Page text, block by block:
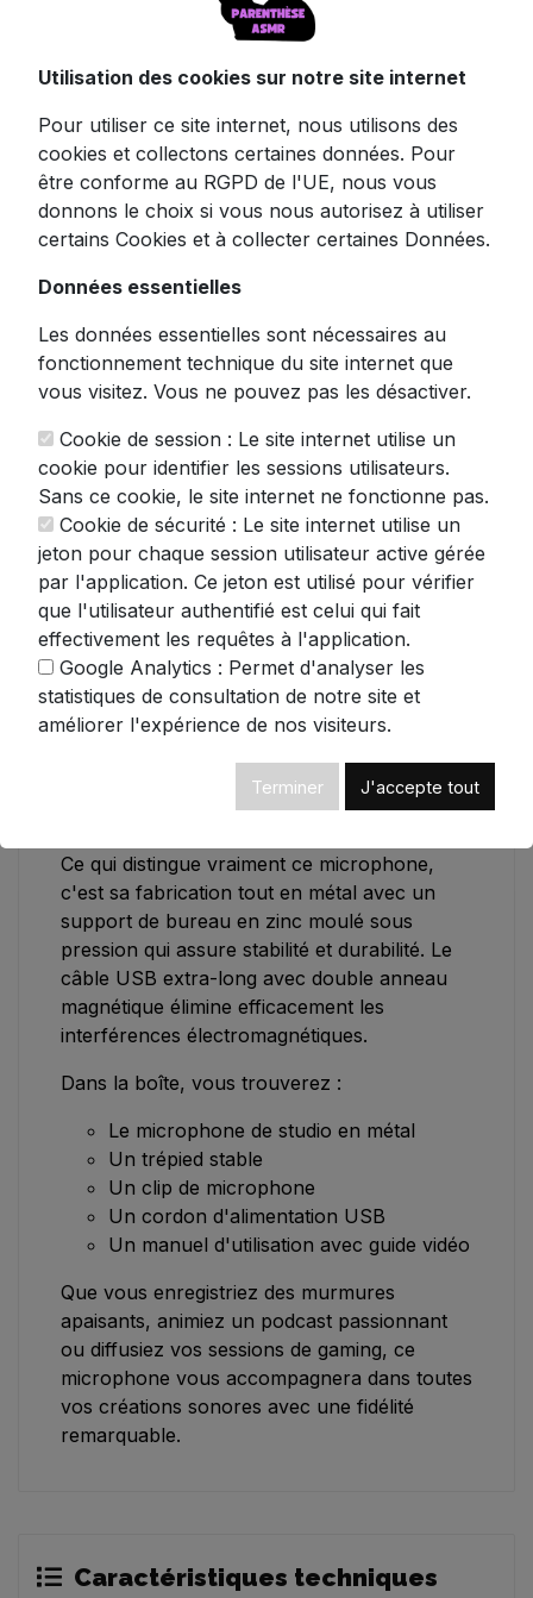
Donnez vie à vos ambitions auditives avec ce
microphone USB JAMELO RGB qui fera
condensateur cardioïde capture votre voix
avec une clarté impressionnante, parfaite
pour créer des sensations auditives
enveloppantes.
connectez simplement le câble USB et
commencez à enregistrer instantanément sur
Mac, Windows, Android ou PS4/5. Pas de
pilotes à installer, pas de configuration
complexe. Le bonheur pour les créateurs de
contenus pressés !
L'ambiance visuelle n'est pas en reste avec
ses 7 modes d'éclairage RGB qui
transforment votre espace de travail en
véritable studio professionnel. Ces couleurs
changeantes ne sont pas qu'esthétiques -
elles vous indiquent également si votre
cardioïde
est actif ou en sourdine.
La sortie casque stéréo 3,5 mm intégrée avec
contrôle du volume vous permet une
surveillance directe sans latence - idéal pour
vérifier que vos chuchotements ASMR sont
captés avec la précision qu'ils méritent.
Ce qui distingue vraiment ce microphone,
c'est sa fabrication tout en métal avec un
support de bureau en zinc moulé sous
pression qui assure stabilité et durabilité. Le
câble USB extra-long avec double anneau
magnétique élimine efficacement les
interférences électromagnétiques.
Dans la boîte, vous trouverez :
Le microphone de studio en métal
Un trépied stable
Un clip de microphone
Un cordon d'alimentation USB
Un manuel d'utilisation avec guide vidéo
Que vous enregistriez des murmures
apaisants, animiez un podcast passionnant
ou diffusiez vos sessions de gaming, ce
microphone vous accompagnera dans toutes
vos créations sonores avec une fidélité
remarquable.
Caractéristiques techniques
Utilisation des cookies sur notre site internet
Pour utiliser ce site internet, nous utilisons des
cookies et collectons certaines données. Pour
être conforme au RGPD de l'UE, nous vous
donnons le choix si vous nous autorisez à utiliser
certains Cookies et à collecter certaines Données.
Données essentielles
Les données essentielles sont nécessaires au
fonctionnement technique du site internet que
vous visitez. Vous ne pouvez pas les désactiver.
Cookie de session : Le site internet utilise un
cookie pour identifier les sessions utilisateurs.
Sans ce cookie, le site internet ne fonctionne pas.
Cookie de sécurité : Le site internet utilise un
jeton pour chaque session utilisateur active gérée
par l'application. Ce jeton est utilisé pour vérifier
que l'utilisateur authentifié est celui qui fait
effectivement les requêtes à l'application.
Google Analytics : Permet d'analyser les
statistiques de consultation de notre site et
améliorer l'expérience de nos visiteurs.
Terminer J'accepte tout